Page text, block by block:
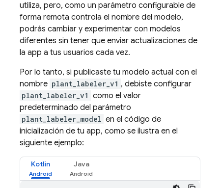
utiliza, pero, como un parámetro configurable de
forma remota controla el nombre del modelo,
podrás cambiar y experimentar con modelos
diferentes sin tener que enviar actualizaciones de
la app a tus usuarios cada vez.
Por lo tanto, si publicaste tu modelo actual con el
nombre plant_labeler_v1 , debiste configurar
plant_labeler_v1 como el valor
predeterminado del parámetro
plant_labeler_model en el código de
inicialización de tu app, como se ilustra en el
siguiente ejemplo:
Kotlin Java